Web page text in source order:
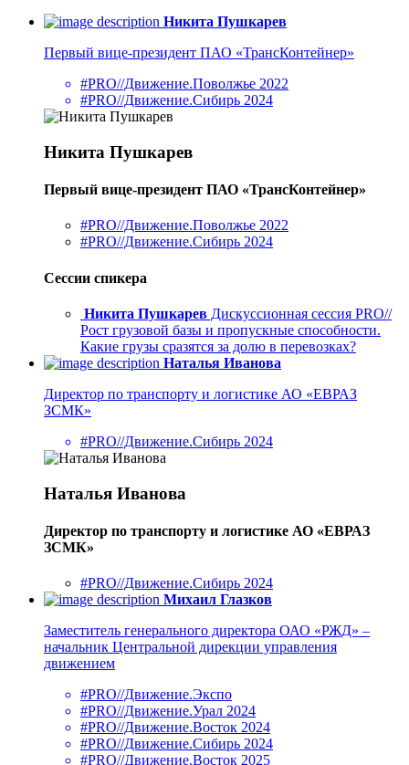
Никита Пушкарев
Первый вице-президент ПАО «ТрансКонтейнер»
#PRO//Движение.Поволжье 2022
#PRO//Движение.Сибирь 2024
Никита Пушкарев
Первый вице-президент ПАО «ТрансКонтейнер»
#PRO//Движение.Поволжье 2022
#PRO//Движение.Сибирь 2024
Сессии спикера
Никита Пушкарев Дискуссионная сессия PRO//
Рост грузовой базы и пропускные способности.
Какие грузы сразятся за долю в перевозках?
Наталья Иванова
Директор по транспорту и логистике АО «ЕВРАЗ
ЗСМК»
#PRO//Движение.Сибирь 2024
Наталья Иванова
Директор по транспорту и логистике АО «ЕВРАЗ
ЗСМК»
#PRO//Движение.Сибирь 2024
Михаил Глазков
Заместитель генерального директора ОАО «РЖД» –
начальник Центральной дирекции управления
движением
#PRO//Движение.Экспо
#PRO//Движение.Урал 2024
#PRO//Движение.Восток 2024
#PRO//Движение.Сибирь 2024
#PRO//Движение.Восток 2025